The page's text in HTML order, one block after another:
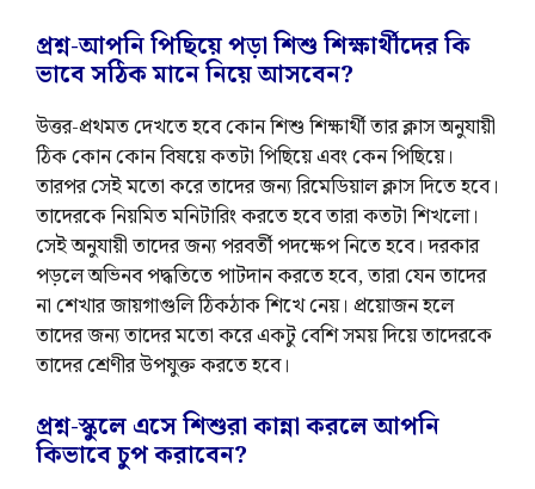
প্রশ্ন-আপনি পিছিয়ে পড়া শিশু শিক্ষার্থীদের কি
ভাবে সঠিক মানে নিয়ে আসবেন?
উত্তর-প্রথমত দেখতে হবে কোন শিশু শিক্ষার্থী তার ক্লাস অনুযায়ী
ঠিক কোন কোন বিষয়ে কতটা পিছিয়ে এবং কেন পিছিয়ে।
তারপর সেই মতো করে তাদের জন্য রিমেডিয়াল ক্লাস দিতে হবে।
তাদেরকে নিয়মিত মনিটারিং করতে হবে তারা কতটা শিখলো।
সেই অনুযায়ী তাদের জন্য পরবর্তী পদক্ষেপ নিতে হবে। দরকার
পড়লে অভিনব পদ্ধতিতে পাটদান করতে হবে, তারা যেন তাদের
না শেখার জায়গাগুলি ঠিকঠাক শিখে নেয়। প্রয়োজন হলে
তাদের জন্য তাদের মতো করে একটু বেশি সময় দিয়ে তাদেরকে
তাদের শ্রেণীর উপযুক্ত করতে হবে।
প্রশ্ন-স্কুলে এসে শিশুরা কান্না করলে আপনি
কিভাবে চুপ করাবেন?